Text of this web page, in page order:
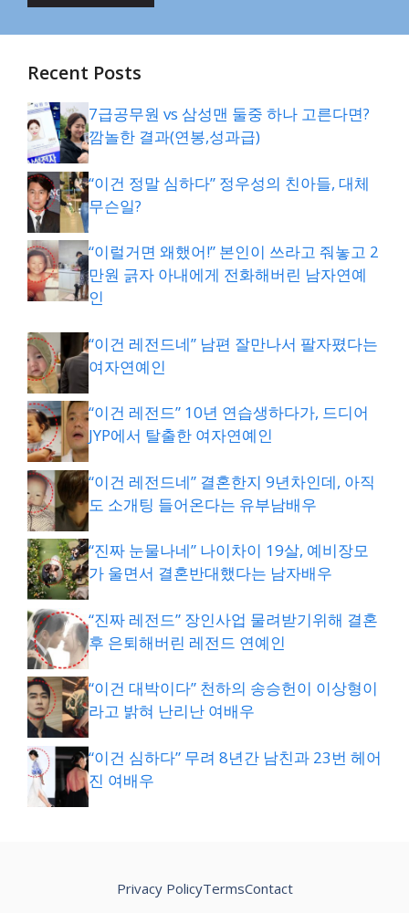
Recent Posts
7급공무원 vs 삼성맨 둘중 하나 고른다면?
깜놀한 결과(연봉,성과급)
“이건 정말 심하다” 정우성의 친아들, 대체
무슨일?
“이럴거면 왜했어!” 본인이 쓰라고 줘놓고 2
만원 긁자 아내에게 전화해버린 남자연예
인
“이건 레전드네” 남편 잘만나서 팔자폈다는
여자연예인
“이건 레전드” 10년 연습생하다가, 드디어
JYP에서 탈출한 여자연예인
“이건 레전드네” 결혼한지 9년차인데, 아직
도 소개팅 들어온다는 유부남배우
“진짜 눈물나네” 나이차이 19살, 예비장모
가 울면서 결혼반대했다는 남자배우
“진짜 레전드” 장인사업 물려받기위해 결혼
후 은퇴해버린 레전드 연예인
“이건 대박이다” 천하의 송승헌이 이상형이
라고 밝혀 난리난 여배우
“이건 심하다” 무려 8년간 남친과 23번 헤어
진 여배우
Privacy PolicyTermsContact